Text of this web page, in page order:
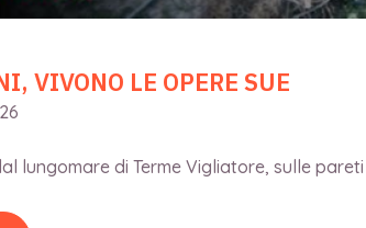
VIVONO LE OPERE SUE
lungomare di Terme Vigliatore, sulle